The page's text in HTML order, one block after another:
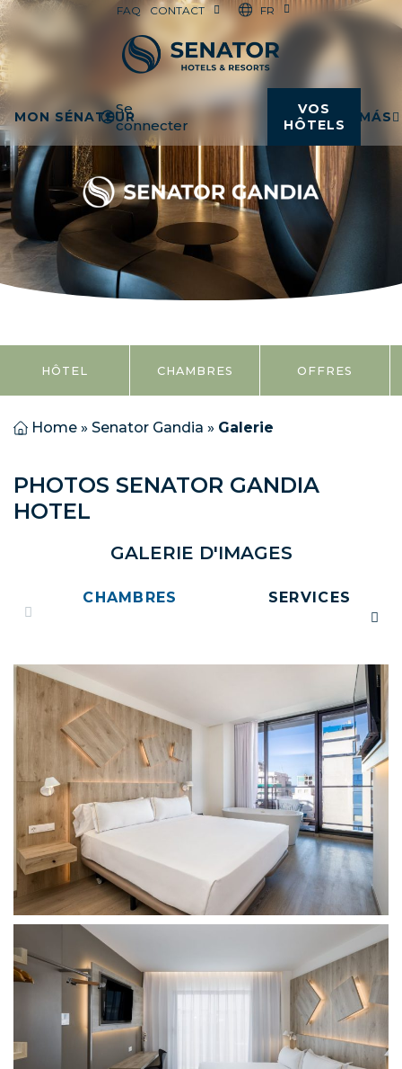
FAQ CONTACT FR
MON SÉNATEUR
Se
connecter
VOS
HÔTELS
MÁS
HÔTEL CHAMBRES OFFRES
Home » Senator Gandia » Galerie
PHOTOS SENATOR GANDIA
HOTEL
GALERIE D'IMAGES
CHAMBRES SERVICES